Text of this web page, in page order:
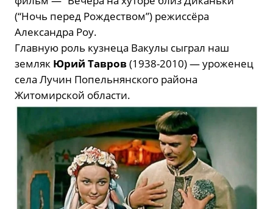
(“Ночь перед Рождеством”) режиссёра
Александра Роу.
Главную роль кузнеца Вакулы сыграл наш
земляк Юрий Тавров(1938-2010) — уроженец
села Лучин Попельнянского района
Житомирской области.